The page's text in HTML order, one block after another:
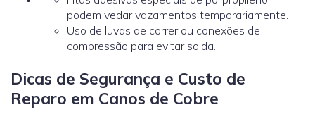
podem vedar vazamentos temporariamente.
Uso de luvas de correr ou conexões de
compressão para evitar solda.
Dicas de Segurança e Custo de
Reparo em Canos de Cobre